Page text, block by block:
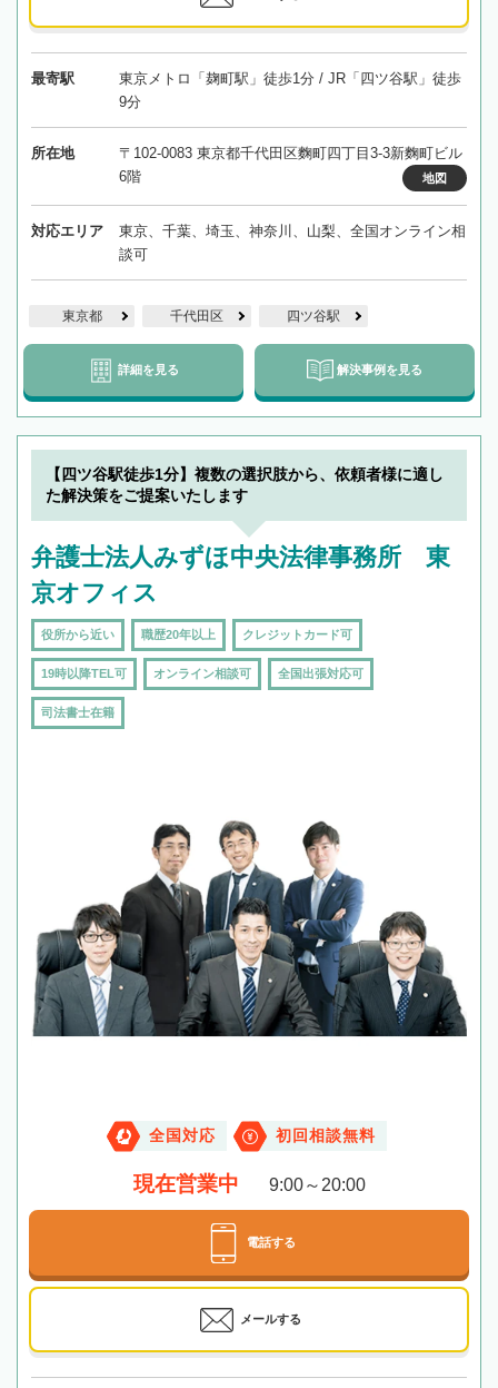
最寄駅
東京メトロ「麹町駅」徒歩1分 / JR「四ツ谷駅」徒歩
9分
所在地
〒102-0083 東京都千代田区麴町四丁目3-3新麴町ビル
6階
地図
対応エリア
東京、千葉、埼玉、神奈川、山梨、全国オンライン相
談可
東京都 千代田区 四ツ谷駅
詳細を見る 解決事例を見る
【四ツ谷駅徒歩1分】複数の選択肢から、依頼者様に適し
た解決策をご提案いたします
弁護士法人みずほ中央法律事務所 東
京オフィス
役所から近い 職歴20年以上 クレジットカード可
19時以降TEL可 オンライン相談可 全国出張対応可
司法書士在籍
全国対応 初回相談無料
現在営業中 9:00～20:00
電話する
メールする